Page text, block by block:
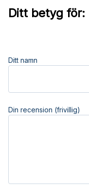
Ditt betyg för:
Ditt namn
Din recension (frivillig)